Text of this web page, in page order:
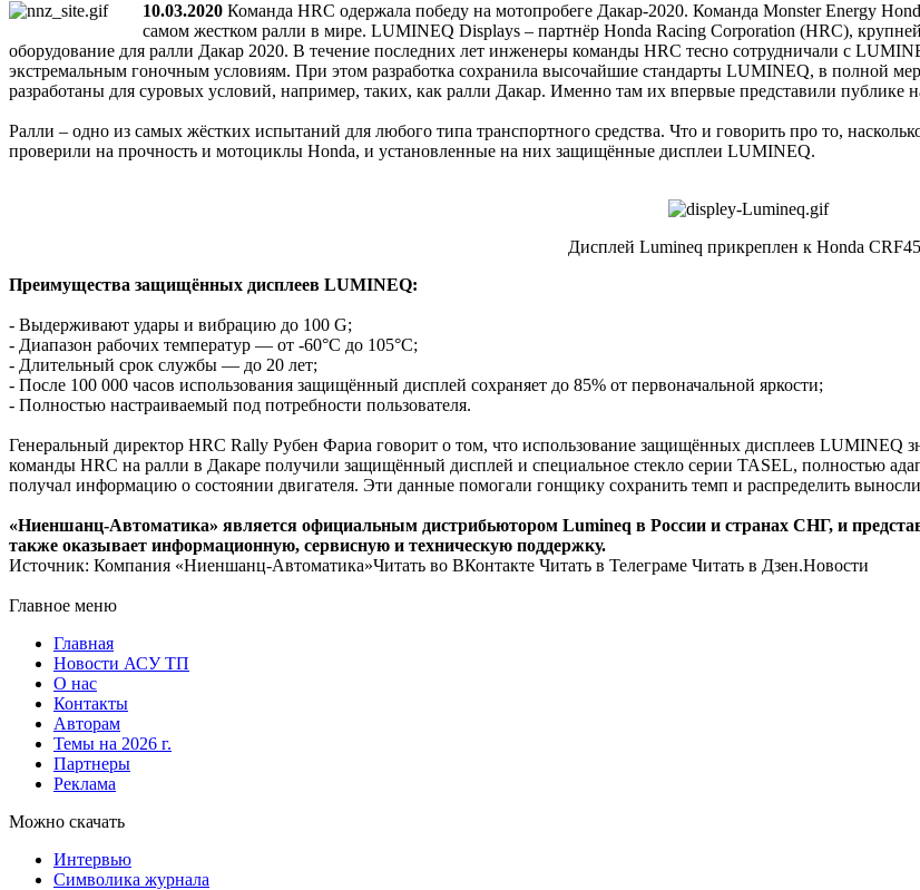
10.03.2020 Команда HRC одержала победу на мотопробеге Дакар-2020. Команда Monster Energy
самом жестком ралли в мире. LUMINEQ Displays – партнёр Honda Racing Corporation (HRC),
оборудование для ралли Дакар 2020. В течение последних лет инженеры команды HRC тесно сотрудничали с
экстремальным гоночным условиям. При этом разработка сохранила высочайшие стандарты LUMINEQ, в полной
разработаны для суровых условий, например, таких, как ралли Дакар. Именно там их впервые представили публике
Ралли – одно из самых жёстких испытаний для любого типа транспортного средства. Что и говорить про то,
проверили на прочность и мотоциклы Honda, и установленные на них защищённые дисплеи LUMINEQ.
Дисплей Lumineq прикреплен к Honda
Преимущества защищённых дисплеев LUMINEQ:
- Выдерживают удары и вибрацию до 100 G;
- Диапазон рабочих температур — от -60°С до 105°С;
- Длительный срок службы — до 20 лет;
- После 100 000 часов использования защищённый дисплей сохраняет до 85% от первоначальной яркости;
- Полностью настраиваемый под потребности пользователя.
Генеральный директор HRC Rally Рубен Фариа говорит о том, что использование защищённых дисплеев LUMINEQ
команды HRC на ралли в Дакаре получили защищённый дисплей и специальное стекло серии TASEL, полностью
получал информацию о состоянии двигателя. Эти данные помогали гонщику сохранить темп и распределить
«Ниеншанц-Автоматика» является официальным дистрибьютором Lumineq в России и странах СНГ, и
также оказывает информационную, сервисную и техническую поддержку.
Источник: Компания «Ниеншанц-Автоматика»Читать во ВКонтакте Читать в Телеграме Читать в Дзен.Новости
Главное меню
Главная
Новости АСУ ТП
О нас
Контакты
Авторам
Темы на 2026 г.
Партнеры
Реклама
Можно скачать
Интервью
Символика журнала